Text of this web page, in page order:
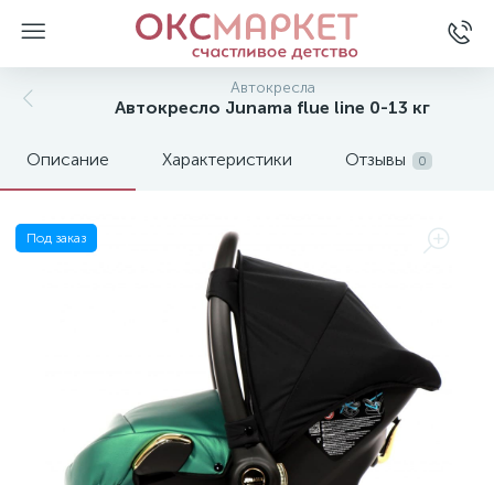
Автокресла
Автокресло Junama flue line 0-13 кг
Описание Характеристики Отзывы 0
Под заказ